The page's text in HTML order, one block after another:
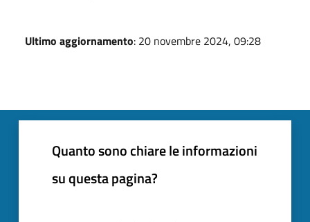
Ultimo aggiornamento: 20 novembre 2024, 09:28
Quanto sono chiare le informazioni
su questa pagina?